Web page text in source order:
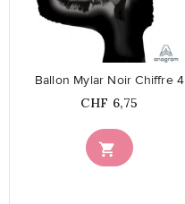
favorite_border

Ballon Mylar Noir Chiffre 4
Prix
CHF 6,75